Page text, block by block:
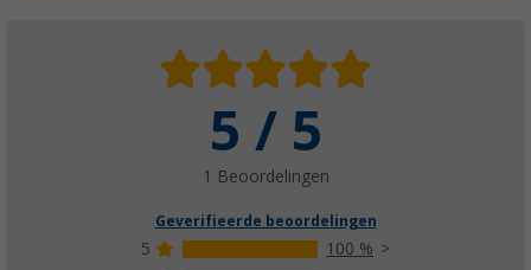
5 / 5
1 Beoordelingen
Geverifieerde beoordelingen
5
100 %